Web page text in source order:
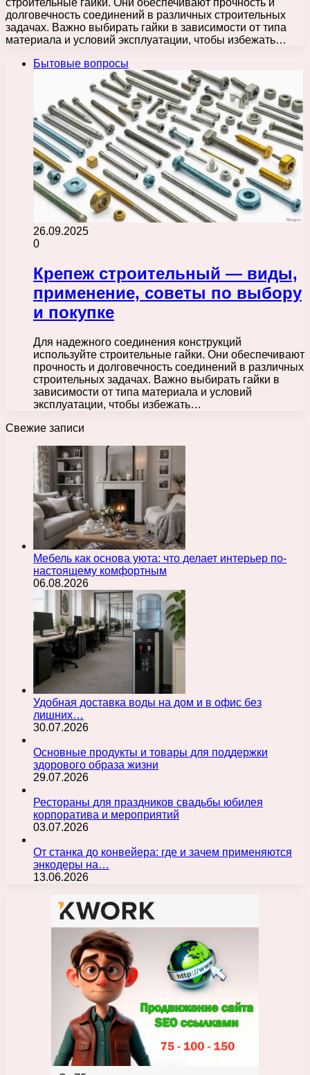
долговечность соединений в различных строительных
задачах. Важно выбирать гайки в зависимости от типа
материала и условий эксплуатации, чтобы избежать…
Бытовые вопросы
26.09.2025
0
Крепеж строительный — виды,
применение, советы по выбору
и покупке
Для надежного соединения конструкций
используйте строительные гайки. Они обеспечивают
прочность и долговечность соединений в различных
строительных задачах. Важно выбирать гайки в
зависимости от типа материала и условий
эксплуатации, чтобы избежать…
Свежие записи
Мебель как основа уюта: что делает интерьер по-
настоящему комфортным
06.08.2026
Удобная доставка воды на дом и в офис без
лишних…
30.07.2026
Основные продукты и товары для поддержки
здорового образа жизни
29.07.2026
Рестораны для праздников свадьбы юбилея
корпоратива и мероприятий
03.07.2026
От станка до конвейера: где и зачем применяются
энкодеры на…
13.06.2026